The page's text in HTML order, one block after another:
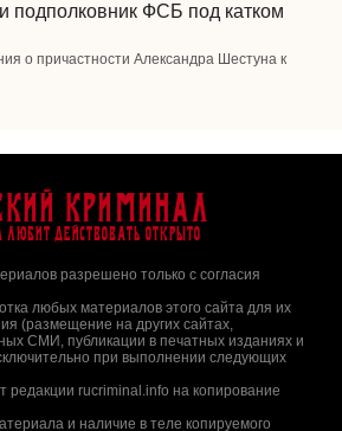
подполковник ФСБ под катком
о причастности Александра Шестуна к
Криминал
любит действовать открыто
разрешено только с согласия
любых материалов этого сайта для их
(размещение на других сайтах,
СМИ, публикации в печатных изданиях и
при выполнении следующих
редакции rucriminal.info на копирование
и наличие в теле копируемого